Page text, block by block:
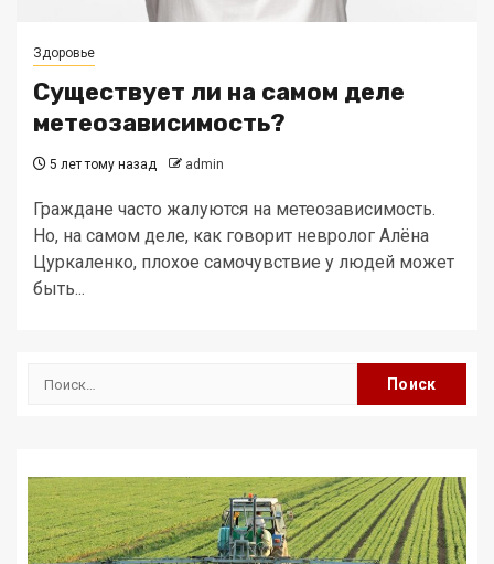
Здоровье
Существует ли на самом деле
метеозависимость?
5 лет тому назад admin
Граждане часто жалуются на метеозависимость.
Но, на самом деле, как говорит невролог Алёна
Цуркаленко, плохое самочувствие у людей может
быть...
Найти: